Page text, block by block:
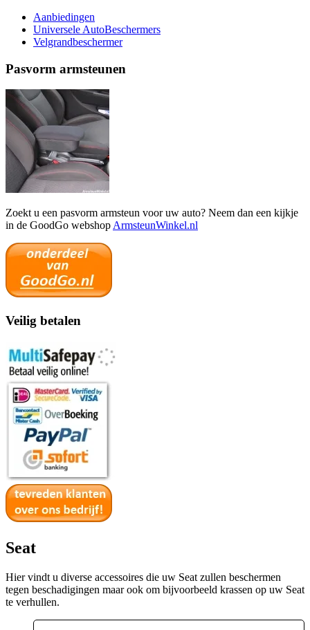
Aanbiedingen
Universele AutoBeschermers
Velgrandbeschermer
Pasvorm armsteunen
Zoekt u een pasvorm armsteun voor uw auto? Neem dan een kijkje
in de GoodGo webshop ArmsteunWinkel.nl
Veilig betalen
Seat
Hier vindt u diverse accessoires die uw Seat zullen beschermen
tegen beschadigingen maar ook om bijvoorbeeld krassen op uw Seat
te verhullen.